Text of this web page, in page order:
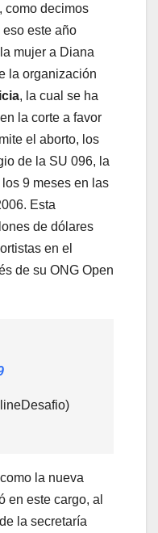
como decimos
este año
mujer a Diana
la organización
, la cual se ha
la corte a favor
el aborto, los
de la SU 096, la
9 meses en las
Esta
de dólares
en el
de su ONG Open
la nueva
en este cargo, al
la secretaría